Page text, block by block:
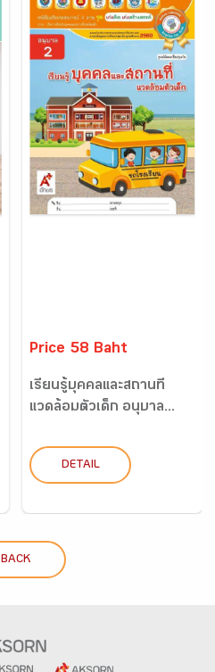
Price 58 Baht
เรียนรู้บุคคลและสถานที่
แวดล้อมตัวเด็ก อนุบาล...
DETAIL
BACK